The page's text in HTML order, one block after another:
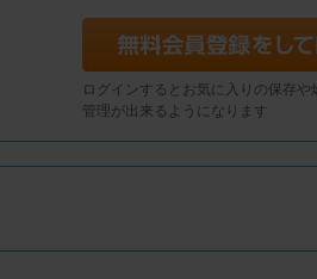
ログインするとお気に入りの保存や
管理が出来るようになります